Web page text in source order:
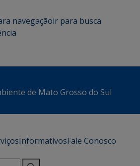
navegaçãoir para busca
de Mato Grosso do Sul
InformativosFale Conosco